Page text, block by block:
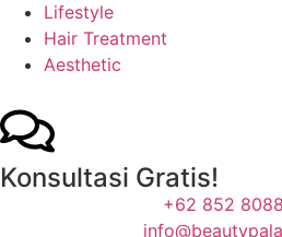
Lifestyle
Hair Treatment
Aesthetic
Konsultasi Gratis!
+62 852